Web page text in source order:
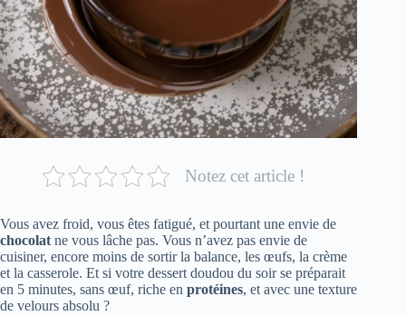
Notez cet article !
Vous avez froid, vous êtes fatigué, et pourtant une envie de
chocolat ne vous lâche pas. Vous n’avez pas envie de
cuisiner, encore moins de sortir la balance, les œufs, la crème
et la casserole. Et si votre dessert doudou du soir se préparait
en 5 minutes, sans œuf, riche en protéines, et avec une texture
de velours absolu ?